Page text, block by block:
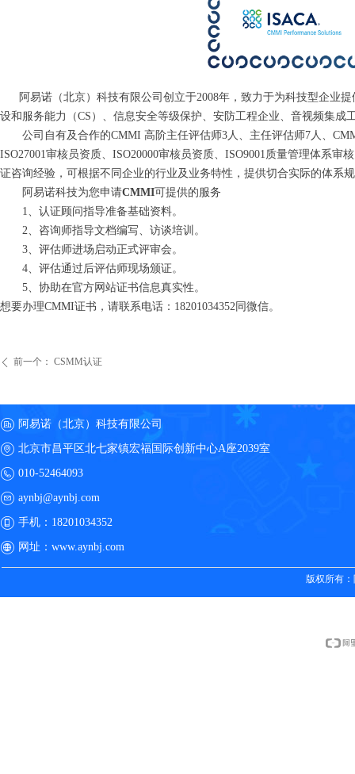
阿易诺（北京）科技有限公司创立于2008年，致力于为科技型企业提
设和服务能力（CS）、信息安全等级保护、安防工程企业、音视频集
公司自有及合作的CMMI 高阶主任评估师3人、主任评估师7人、
ISO27001审核员资质、ISO20000审核员资质、ISO9001质量管理体系
证咨询经验，可根据不同企业的行业及业务特性，提供切合实际的体系
阿易诺科技为您申请CMMI可提供的服务
1、认证顾问指导准备基础资料。
2、咨询师指导文档编写、访谈培训。
3、评估师进场启动正式评审会。
4、评估通过后评估师现场颁证。
5、协助在官方网站证书信息真实性。
想要办理CMMI证书，请联系电话：18201034352同微信。
ꄴ 前一个： CSMM认证
阿易诺（北京）科技有限公司
北京市昌平区北七家镇宏福国际创新中心A座2039室
010-52464093
aynbj@aynbj.com
手机： 18201034352
网址： www.aynbj.com
版权所有